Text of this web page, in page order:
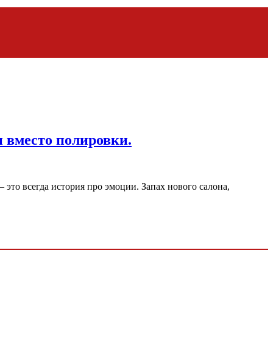
полировки.
всегда история про эмоции. Запах нового салона,